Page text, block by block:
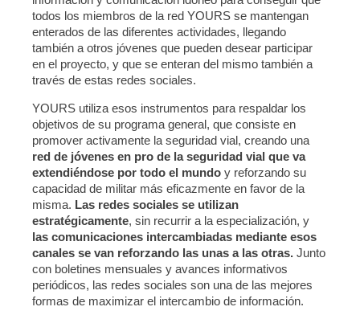
todos los miembros de la red YOURS se mantengan
enterados de las diferentes actividades, llegando
también a otros jóvenes que pueden desear participar
en el proyecto, y que se enteran del mismo también a
través de estas redes sociales.
YOURS utiliza esos instrumentos para respaldar los
objetivos de su programa general, que consiste en
promover activamente la seguridad vial, creando una
red de jóvenes en pro de la seguridad vial que va
extendiéndose por todo el mundo y reforzando su
capacidad de militar más eficazmente en favor de la
misma. Las redes sociales se utilizan
estratégicamente, sin recurrir a la especialización, y
las comunicaciones intercambiadas mediante esos
canales se van reforzando las unas a las otras. Junto
con boletines mensuales y avances informativos
periódicos, las redes sociales son una de las mejores
formas de maximizar el intercambio de información.